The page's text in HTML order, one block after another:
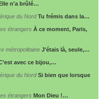
n'a brûlé…
du NordTu frémis dans la…
étrangers À ce moment, Paris,
métropolitaine J'étais là, seule,…
avec ce bijou,…
du NordSi bien que lorsque
étrangers Mon Dieu !…